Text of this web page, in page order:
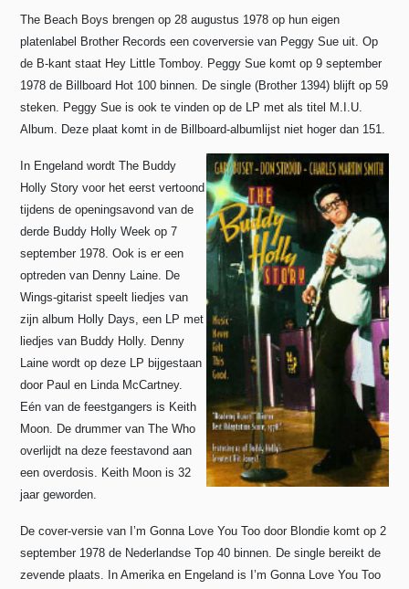
The Beach Boys brengen op 28 augustus 1978 op hun eigen
platenlabel Brother Records een coverversie van Peggy Sue uit. Op
de B-kant staat Hey Little Tomboy. Peggy Sue komt op 9 september
1978 de Billboard Hot 100 binnen. De single (Brother 1394) blijft op 59
steken. Peggy Sue is ook te vinden op de LP met als titel M.I.U.
Album. Deze plaat komt in de Billboard-albumlijst niet hoger dan 151.
In Engeland wordt The Buddy
Holly Story voor het eerst vertoond
tijdens de openingsavond van de
derde Buddy Holly Week op 7
september 1978. Ook is er een
optreden van Denny Laine. De
Wings-gitarist speelt liedjes van
zijn album Holly Days, een LP met
liedjes van Buddy Holly. Denny
Laine wordt op deze LP bijgestaan
door Paul en Linda McCartney.
Eén van de feestgangers is Keith
Moon. De drummer van The Who
overlijdt na deze feestavond aan
een overdosis. Keith Moon is 32
jaar geworden.
De cover-versie van I’m Gonna Love You Too door Blondie komt op 2
september 1978 de Nederlandse Top 40 binnen. De single bereikt de
zevende plaats. In Amerika en Engeland is I’m Gonna Love You Too